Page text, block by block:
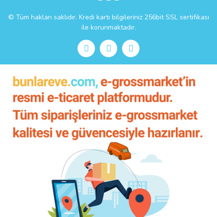
© Tüm hakları saklıdır. Kredi kartı bilgileriniz 256bit SSL sertifikası
ile korunmaktadır.